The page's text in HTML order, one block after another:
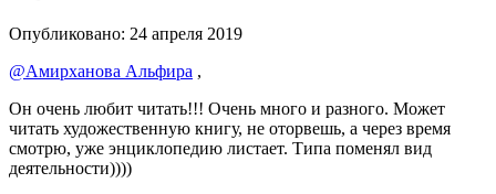
Опубликовано: 24 апреля 2019
@Амирханова Альфира ,
Он очень любит читать!!! Очень много и разного. Может
читать художественную книгу, не оторвешь, а через время
смотрю, уже энциклопедию листает. Типа поменял вид
деятельности))))